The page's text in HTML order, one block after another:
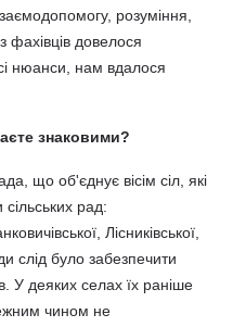
розуміння,
фахівців довелося
нюанси, нам вдалося
знаковими?
що об'єднує вісім сіл, які
рад:
Лісниківської,
слід було забезпечити
У деяких селах їх раніше
чином не